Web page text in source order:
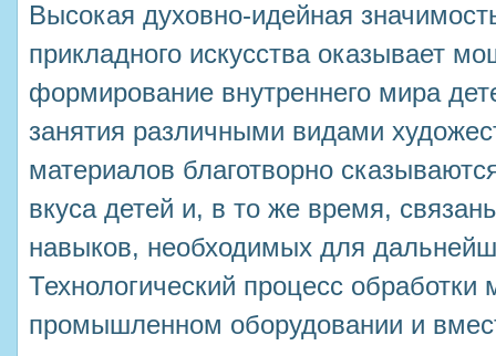
Высокая духовно-идейная
прикладного искусства оказывает
формирование внутреннего мира
занятия различными видами
материалов благотворно
вкуса детей и, в то же время,
навыков, необходимых для
Технологический процесс обработки
промышленном оборудовании и